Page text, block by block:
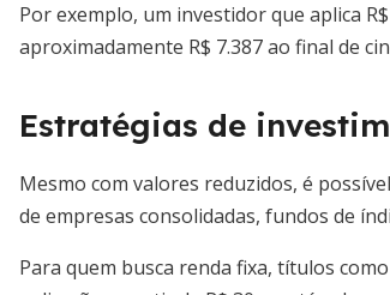
Por exemplo, um investidor que aplica
aproximadamente R$ 7.387 ao final de
Estratégias de
Mesmo com valores reduzidos, é
de empresas consolidadas, fundos de
Para quem busca renda fixa, títulos